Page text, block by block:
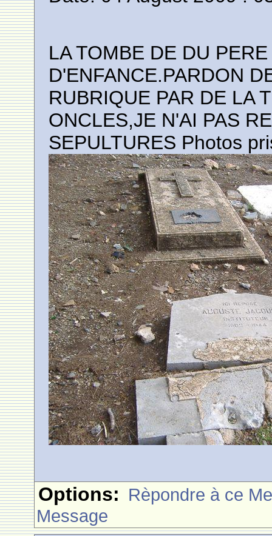
LA TOMBE DE DU
D'ENFANCE.PARDON
RUBRIQUE PAR DE LA
ONCLES,JE N'AI PAS
SEPULTURES Photos
Options: Rèpondre à ce
Message